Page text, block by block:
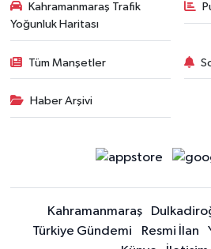
Kahramanmaraş Trafik
Yoğunluk Haritası
Tüm Manşetler
Haber Arşivi
Kahramanmaraş
Türkiye Gündemi
Resmi İlan